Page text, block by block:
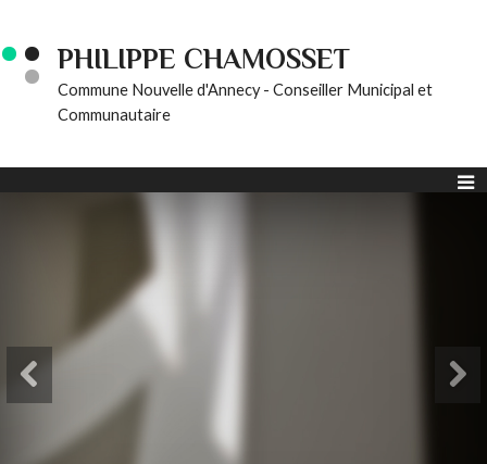
PHILIPPE CHAMOSSET
Commune Nouvelle d'Annecy - Conseiller Municipal et
Communautaire